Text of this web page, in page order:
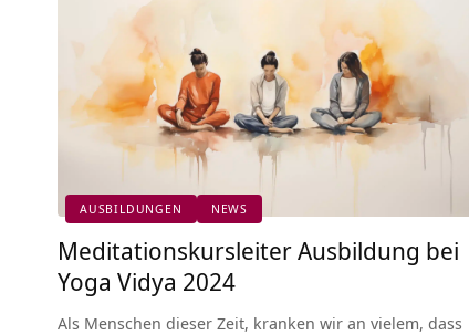
AUSBILDUNGEN NEWS
Meditationskursleiter Ausbildung bei
Yoga Vidya 2024
Als Menschen dieser Zeit, kranken wir an vielem, dass